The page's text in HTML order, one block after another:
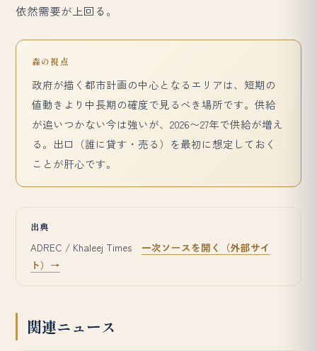
依然需要が上回る。
森の視点
政府が描く都市計画の中心となるエリアは、短期の
値動きより中長期の確度で見るべき場所です。供給
が追いつかない今は強いが、2026〜27年で供給が増え
る。出口（誰に貸す・売る）を最初に想定しておく
ことが肝心です。
出典
ADREC / Khaleej Times 一次ソースを開く（外部サイ
ト）→
関連ニュース